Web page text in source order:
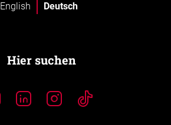
English Deutsch